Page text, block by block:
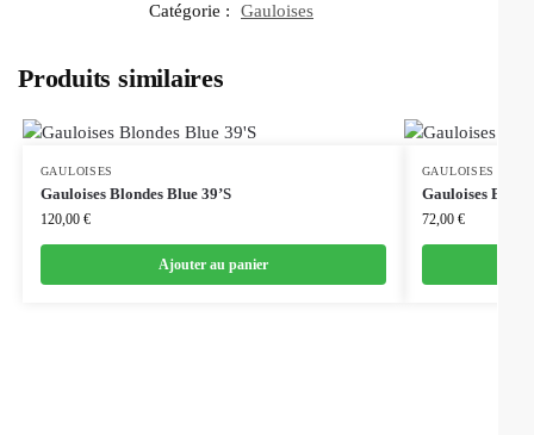
Catégorie :
Gauloises
Produits similaires
GAULOISES
Gauloises Blondes Blue 39’S
120,00 €
Ajouter au panier
GAULOISES
Gauloises
72,00 €